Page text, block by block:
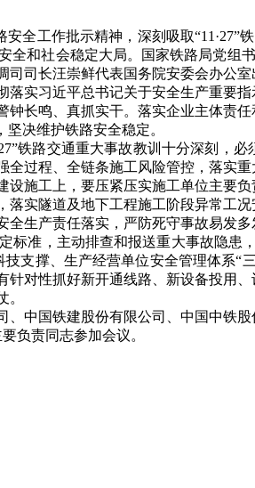
工作批示精神，深刻吸取“11·27”
和社会稳定大局。国家铁路局党组
司长汪崇鲜代表国务院安委会办公室
落实习近平总书记关于安全生产重要
长鸣、真抓实干。落实企业主体责
决维护铁路安全稳定。
铁路交通重大事故教训十分深刻，
过程、全链条施工风险管控，落实
施工上，要压紧压实施工单位主要
实隧道及地下工程施工阶段异常工况
全生产责任落实，严防死守事故易发
准，主动排查和报送重大事故隐患
支撑、生产经营单位安全管理体系“
对性抓好新开通线路、新设备投用
国铁建股份有限公司、中国中铁
负责同志参加会议。